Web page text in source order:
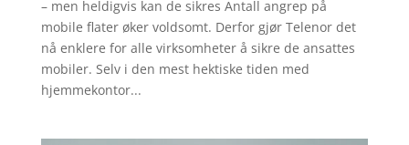
– men heldigvis kan de sikres Antall angrep på
mobile flater øker voldsomt. Derfor gjør Telenor det
nå enklere for alle virksomheter å sikre de ansattes
mobiler. Selv i den mest hektiske tiden med
hjemmekontor...